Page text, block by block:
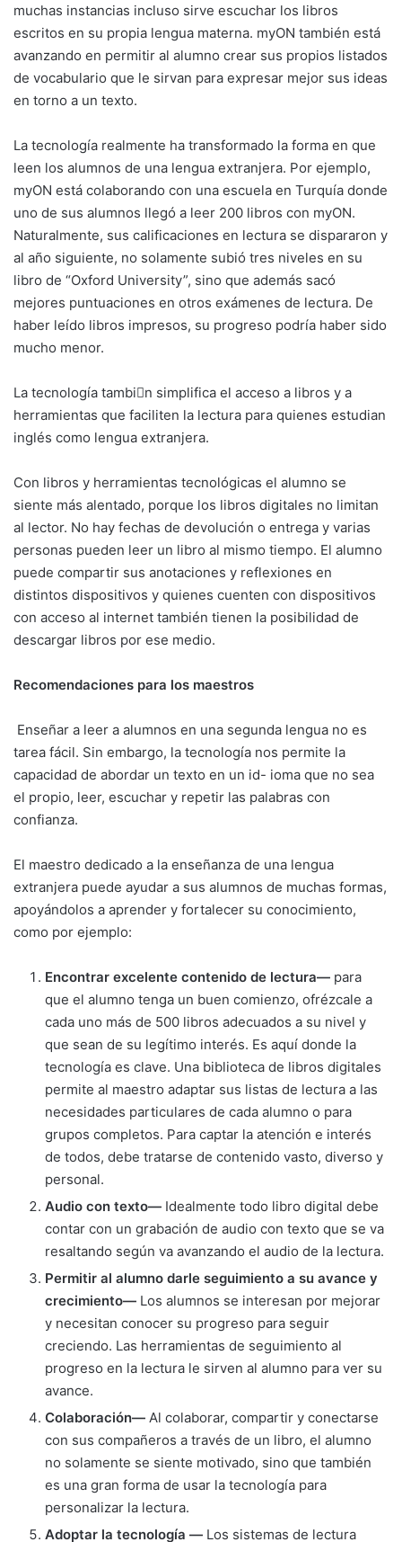
muchas instancias incluso sirve escuchar los libros
escritos en su propia lengua materna. myON también está
avanzando en permitir al alumno crear sus propios listados
de vocabulario que le sirvan para expresar mejor sus ideas
en torno a un texto.
La tecnología realmente ha transformado la forma en que
leen los alumnos de una lengua extranjera. Por ejemplo,
myON está colaborando con una escuela en Turquía donde
uno de sus alumnos llegó a leer 200 libros con myON.
Naturalmente, sus calificaciones en lectura se dispararon y
al año siguiente, no solamente subió tres niveles en su
libro de “Oxford University”, sino que además sacó
mejores puntuaciones en otros exámenes de lectura. De
haber leído libros impresos, su progreso podría haber sido
mucho menor.
La tecnología tambi􀀠n simplifica el acceso a libros y a
herramientas que faciliten la lectura para quienes estudian
inglés como lengua extranjera.
Con libros y herramientas tecnológicas el alumno se
siente más alentado, porque los libros digitales no limitan
al lector. No hay fechas de devolución o entrega y varias
personas pueden leer un libro al mismo tiempo. El alumno
puede compartir sus anotaciones y reflexiones en
distintos dispositivos y quienes cuenten con dispositivos
con acceso al internet también tienen la posibilidad de
descargar libros por ese medio.
Recomendaciones para los maestros
Enseñar a leer a alumnos en una segunda lengua no es
tarea fácil. Sin embargo, la tecnología nos permite la
capacidad de abordar un texto en un id- ioma que no sea
el propio, leer, escuchar y repetir las palabras con
confianza.
El maestro dedicado a la enseñanza de una lengua
extranjera puede ayudar a sus alumnos de muchas formas,
apoyándolos a aprender y fortalecer su conocimiento,
como por ejemplo:
Encontrar excelente contenido de lectura— para
que el alumno tenga un buen comienzo, ofrézcale a
cada uno más de 500 libros adecuados a su nivel y
que sean de su legítimo interés. Es aquí donde la
tecnología es clave. Una biblioteca de libros digitales
permite al maestro adaptar sus listas de lectura a las
necesidades particulares de cada alumno o para
grupos completos. Para captar la atención e interés
de todos, debe tratarse de contenido vasto, diverso y
personal.
Audio con texto— Idealmente todo libro digital debe
contar con un grabación de audio con texto que se va
resaltando según va avanzando el audio de la lectura.
Permitir al alumno darle seguimiento a su avance y
crecimiento— Los alumnos se interesan por mejorar
y necesitan conocer su progreso para seguir
creciendo. Las herramientas de seguimiento al
progreso en la lectura le sirven al alumno para ver su
avance.
Colaboración— Al colaborar, compartir y conectarse
con sus compañeros a través de un libro, el alumno
no solamente se siente motivado, sino que también
es una gran forma de usar la tecnología para
personalizar la lectura.
Adoptar la tecnología — Los sistemas de lectura